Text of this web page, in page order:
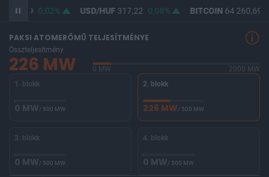
365,49 0,02% USD/HUF317,22 0,08% BITCOIN64 260,69
PAKSI ATOMERŐMŰ TELJESÍTMÉNYE
Összteljesítmény
226 MW 0 MW
2000 MW
1. blokk
0 MW/ 500 MW
2. blokk
226 MW/ 500 MW
3. blokk
0 MW/ 500 MW
4. blokk
0 MW/ 500 MW